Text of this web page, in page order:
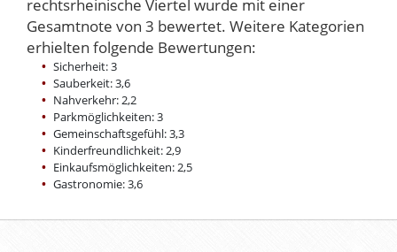
rechtsrheinische Viertel wurde mit einer
Gesamtnote von 3 bewertet. Weitere Kategorien
erhielten folgende Bewertungen:
Sicherheit: 3
Sauberkeit: 3,6
Nahverkehr: 2,2
Parkmöglichkeiten: 3
Gemeinschaftsgefühl: 3,3
Kinderfreundlichkeit: 2,9
Einkaufsmöglichkeiten: 2,5
Gastronomie: 3,6